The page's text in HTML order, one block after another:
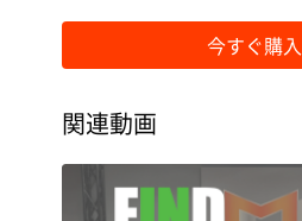
今すぐ購入
関連動画